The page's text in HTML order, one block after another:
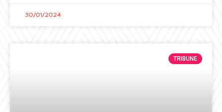
30/01/2024
TRIBUNE